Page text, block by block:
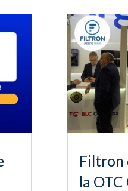
Filtron
la